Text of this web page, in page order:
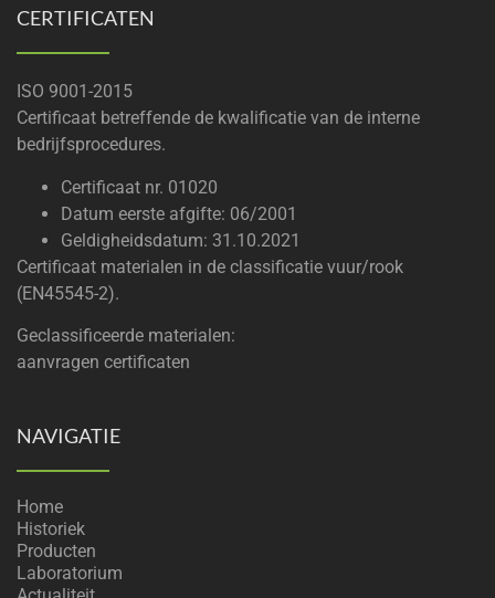
CERTIFICATEN
ISO 9001-2015
Certificaat betreffende de kwalificatie van de interne
bedrijfsprocedures.
Certificaat nr. 01020
Datum eerste afgifte: 06/2001
Geldigheidsdatum: 31.10.2021
Certificaat materialen in de classificatie vuur/rook
(EN45545-2).
Geclassificeerde materialen:
aanvragen certificaten
NAVIGATIE
Home
Historiek
Producten
Laboratorium